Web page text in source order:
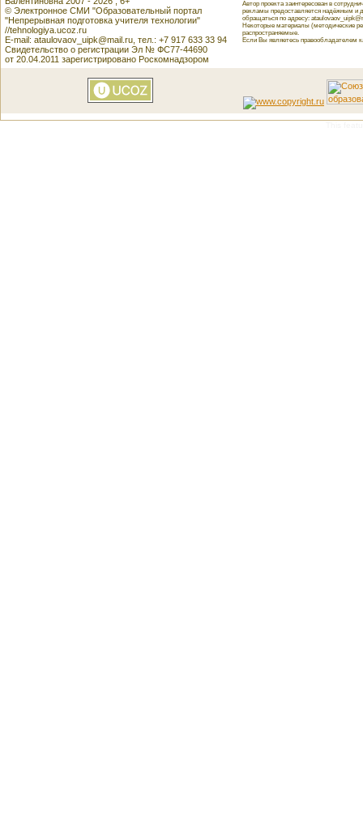
© Электронное СМИ "Образовательный портал
"Непрерывная подготовка учителя технологии"
//tehnologiya.ucoz.ru
E-mail: ataulovaov_uipk@mail.ru, тел.: +7 917 633 33 94
Свидетельство о регистрации Эл № ФС77-44690
от 20.04.2011 зарегистрировано Роскомнадзором
Автор проекта заинтересован в
рекламы предоставляется надёжным и
обращаться по адресу:
Некоторые материалы (методические
распространяемые.
Если Вы являетесь правообладателем